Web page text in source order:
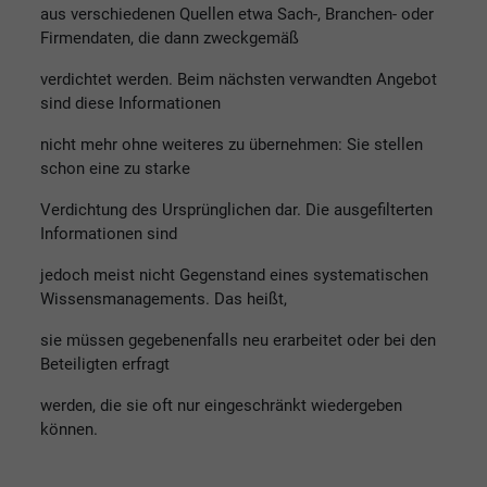
aus verschiedenen Quellen etwa Sach-, Branchen- oder
Firmendaten, die dann zweckgemäß
verdichtet werden. Beim nächsten verwandten Angebot
sind diese Informationen
nicht mehr ohne weiteres zu übernehmen: Sie stellen
schon eine zu starke
Verdichtung des Ursprünglichen dar. Die ausgefilterten
Informationen sind
jedoch meist nicht Gegenstand eines systematischen
Wissensmanagements. Das heißt,
sie müssen gegebenenfalls neu erarbeitet oder bei den
Beteiligten erfragt
werden, die sie oft nur eingeschränkt wiedergeben
können.